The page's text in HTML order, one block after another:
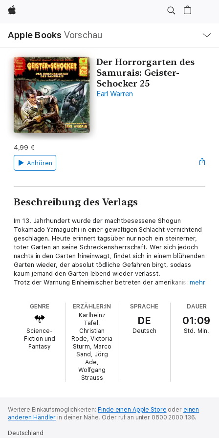
Apple
Apple Books Vorschau
Navigation
Menü
öffnen
Der Horrorgarten des
Samurais: Geister-
Schocker 25
Earl Warren
4,99 €
Anhören
Beschreibung des Verlags
Im 13. Jahrhundert wurde der machtbesessene Shogun
Tokamado Yamaguchi in einer gewaltigen Schlacht vernichtend
geschlagen. Heute erinnert tagsüber nur noch ein steinerner,
toter Garten an seine Schreckensherrschaft. Wer sich jedoch
nachts in den Garten hineinwagt, findet sich in einem blühenden
Garten wieder, der absolut tödliche Gefahren birgt, sodass
kaum jemand den Garten lebend wieder verlässt.
Trotz der Warnung Einheimischer betreten der amerikanische
bald selbst den tödlichen Schrecken kennen...
Hörspiel nach einem Roman von Earl Warren mit Karlheinz Tafel,
Christian Rode, Victoria Sturm, Marco Sand, Jörg Ade,
Wolfgang Strauss, Anna Katharina Weyland, David Nathan,
Sebastian Schäfer, Marius Claren, Helmut Krauss.
mehr
GENRE
Science-
Fiction und
Fantasy
ERZÄHLER:IN
Karlheinz
Tafel,
Christian
Rode, Victoria
Sturm, Marco
Sand, Jörg
Ade,
Wolfgang
Strauss
SPRACHE
DE
Deutsch
DAUER
01:09
Std. Min.
Weitere Einkaufsmöglichkeiten:Finde einen Apple Store oder einen
anderen Händler in deiner Nähe. Oder ruf an unter 0800 2000 136.
Deutschland